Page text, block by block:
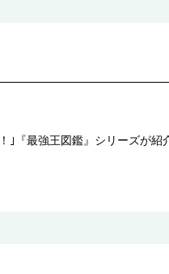
｣『最強王図鑑』シリーズが紹